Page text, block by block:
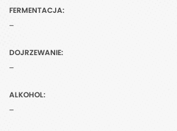
FERMENTACJA:
-
DOJRZEWANIE:
-
ALKOHOL:
-